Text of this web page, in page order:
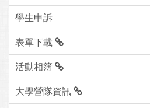
學生申訴
表單下載
活動相簿
大學營隊資訊